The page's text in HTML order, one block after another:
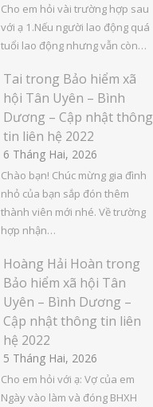
Cho em hỏi vài trường hợp sau
với ạ 1.Nếu người lao động quá
tuổi lao động nhưng vẫn còn…
Tai trong Bảo hiểm xã
hội Tân Uyên – Bình
Dương – Cập nhật thông
tin liên hệ 2022
6 Tháng Hai, 2026
Chào bạn! Chúc mừng gia đình
nhỏ của bạn sắp đón thêm
thành viên mới nhé. Về trường
hợp nhận…
Hoàng Hải Hoàn trong
Bảo hiểm xã hội Tân
Uyên – Bình Dương –
Cập nhật thông tin liên
hệ 2022
5 Tháng Hai, 2026
Cho em hỏi với ạ: Vợ của em
Ngày vào làm và đóng BHXH